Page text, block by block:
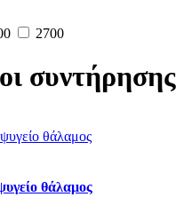
2700
συντήρησης
θάλαμος